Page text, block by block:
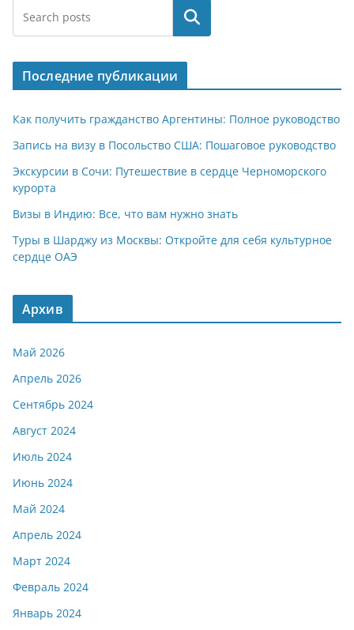
Поиск
Последние публикации
Как получить гражданство Аргентины: Полное руководство
Запись на визу в Посольство США: Пошаговое руководство
Экскурсии в Сочи: Путешествие в сердце Черноморского
курорта
Визы в Индию: Все, что вам нужно знать
Туры в Шарджу из Москвы: Откройте для себя культурное
сердце ОАЭ
Архив
Май 2026
Апрель 2026
Сентябрь 2024
Август 2024
Июль 2024
Июнь 2024
Май 2024
Апрель 2024
Март 2024
Февраль 2024
Январь 2024